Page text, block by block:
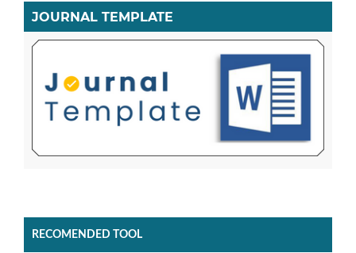
JOURNAL TEMPLATE
RECOMENDED TOOL